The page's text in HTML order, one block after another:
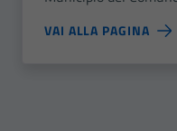
VAI ALLA PAGINA